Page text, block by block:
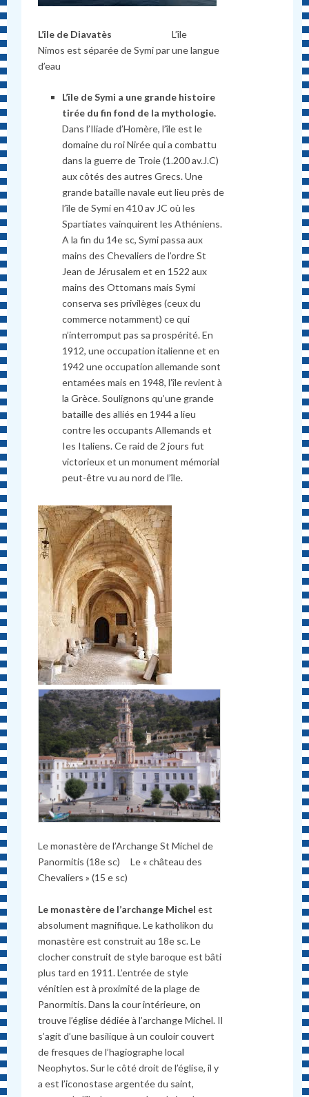
L’île de Diavatès
L’île
Nimos est séparée de Symi par une langue
d’eau
L’île de Symi a une grande histoire
tirée du fin fond de la mythologie.
Dans l’Iliade d’Homère, l’île est le
domaine du roi Nirée qui a combattu
dans la guerre de Troie (1.200 av.J.C)
aux côtés des autres Grecs. Une
grande bataille navale eut lieu près de
l’île de Symi en 410 av JC où les
Spartiates vainquirent les Athéniens.
A la fin du 14e sc, Symi passa aux
mains des Chevaliers de l’ordre St
Jean de Jérusalem et en 1522 aux
mains des Ottomans mais Symi
conserva ses privilèges (ceux du
commerce notamment) ce qui
n’interromput pas sa prospérité. En
1912, une occupation italienne et en
1942 une occupation allemande sont
entamées mais en 1948, l’île revient à
la Grèce. Soulignons qu’une grande
bataille des alliés en 1944 a lieu
contre les occupants Allemands et
Ies Italiens. Ce raid de 2 jours fut
victorieux et un monument mémorial
peut-être vu au nord de l’île.
Le monastère de l’Archange St Michel de
Panormitis (18e sc) Le « château des
Chevaliers » (15 e sc)
Le monastère de l’archange Michelest
absolument magnifique. Le katholikon du
monastère est construit au 18e sc. Le
clocher construit de style baroque est bâti
plus tard en 1911. L’entrée de style
vénitien est à proximité de la plage de
Panormitis. Dans la cour intérieure, on
trouve l’église dédiée à l’archange Michel. Il
s’agit d’une basilique à un couloir couvert
de fresques de l’hagiographe local
Neophytos. Sur le côté droit de l’église, il y
a est l’iconostase argentée du saint,